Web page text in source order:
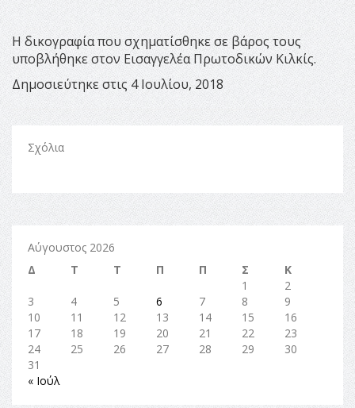
Η δικογραφία που σχηματίσθηκε σε βάρος τους
υποβλήθηκε στον Εισαγγελέα Πρωτοδικών Κιλκίς.
Δημοσιεύτηκε στις 4 Ιουλίου, 2018
Σχόλια
Αύγουστος 2026
Δ
Τ Τ Π Π Σ
Κ
1
2
3
4 5 6 7 8
9
10
11 12 13 14 15
16
17
18 19 20 21 22
23
24
25 26 27 28 29
30
31
« Ιούλ